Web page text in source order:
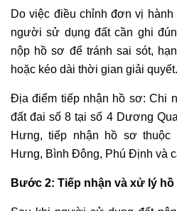
Do việc điều chỉnh đơn vị
người sử dụng đất cần ghi
nộp hồ sơ để tránh sai sót,
hoặc kéo dài thời gian giải quyết.
Địa điểm tiếp nhận hồ sơ: Chi
đất đai số 8 tại số 4 Dương
Hưng, tiếp nhận hồ sơ
Hưng, Bình Đông, Phú Định và
Bước 2: Tiếp nhận và xử lý hồ